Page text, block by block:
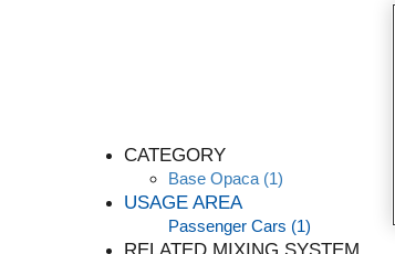
CATEGORY
Base Opaca (1)
USAGE AREA
Passenger Cars (1)